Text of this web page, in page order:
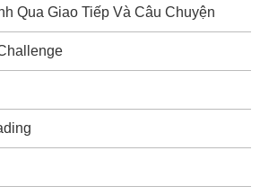
Qua Giao Tiếp Và Câu Chuyện